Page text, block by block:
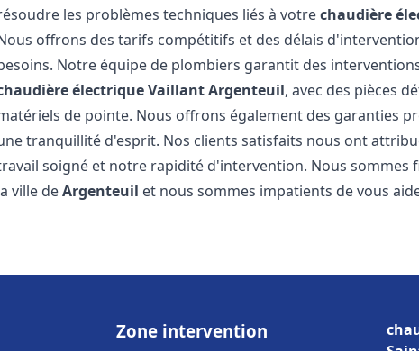
les problèmes techniques liés à votrechaudière
offrons des tarifs compétitifs et des délais
Notre équipe de plombiers garantit des
électrique VaillantArgenteuil, avec des pièces
de pointe. Nous offrons également des garanties
tranquillité d'esprit. Nos clients satisfaits nous ont
soigné et notre rapidité d'intervention. Nous sommes
ville deArgenteuil et nous sommes impatients de vous
Zone intervention